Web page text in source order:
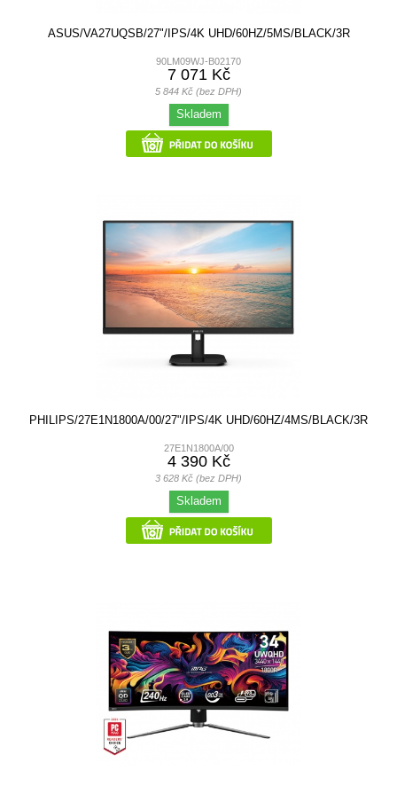
ASUS/VA27UQSB/27"/IPS/4K UHD/60HZ/5MS/BLACK/3R
90LM09WJ-B02170
7 071 Kč
5 844 Kč (bez DPH)
Skladem
PHILIPS/27E1N1800A/00/27"/IPS/4K UHD/60HZ/4MS/BLACK/3R
27E1N1800A/00
4 390 Kč
3 628 Kč (bez DPH)
Skladem